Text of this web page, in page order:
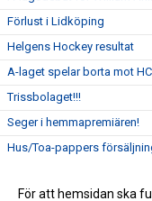
Förlust i Lidköping
Helgens Hockey resultat
A-laget spelar borta mot
Trissbolaget!!!
Seger i hemmapremiären!
Hus/Toa-pappers
Skridskoskolan och
För att hemsidan ska